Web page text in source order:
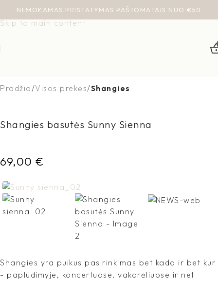
Skip to navigation
Skip to main content
NEMOKAMAS PRISTATYMAS PAŠTOMATAIS NUO €50
Pradžia Visos prekės Shangies
Shangies basutės Sunny Sienna
69,00 €
Shangies yra puikus pasirinkimas bet kada ir bet kur
- paplūdimyje, koncertuose, vakarėliuose ir net